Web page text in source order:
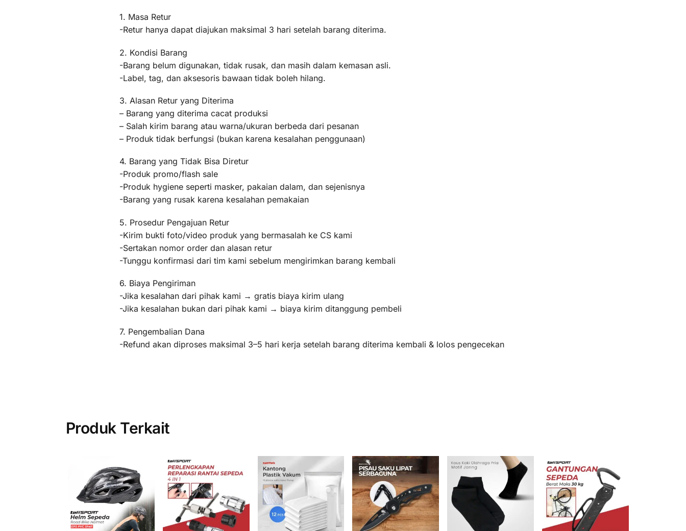
1. Masa Retur
-Retur hanya dapat diajukan maksimal 3 hari setelah barang diterima.
2. Kondisi Barang
-Barang belum digunakan, tidak rusak, dan masih dalam kemasan asli.
-Label, tag, dan aksesoris bawaan tidak boleh hilang.
3. Alasan Retur yang Diterima
– Barang yang diterima cacat produksi
– Salah kirim barang atau warna/ukuran berbeda dari pesanan
– Produk tidak berfungsi (bukan karena kesalahan penggunaan)
4. Barang yang Tidak Bisa Diretur
-Produk promo/flash sale
-Produk hygiene seperti masker, pakaian dalam, dan sejenisnya
-Barang yang rusak karena kesalahan pemakaian
5. Prosedur Pengajuan Retur
-Kirim bukti foto/video produk yang bermasalah ke CS kami
-Sertakan nomor order dan alasan retur
-Tunggu konfirmasi dari tim kami sebelum mengirimkan barang kembali
6. Biaya Pengiriman
-Jika kesalahan dari pihak kami → gratis biaya kirim ulang
-Jika kesalahan bukan dari pihak kami → biaya kirim ditanggung pembeli
7. Pengembalian Dana
-Refund akan diproses maksimal 3–5 hari kerja setelah barang diterima kembali & lolos pengecekan
Produk Terkait